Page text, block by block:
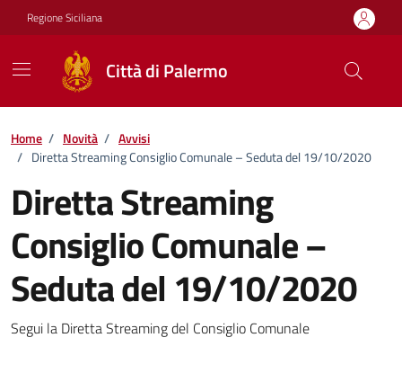
Vai ai contenuti
Vai al footer
Regione Siciliana
Città di Palermo
Home / Novità / Avvisi
/ Diretta Streaming Consiglio Comunale – Seduta del 19/10/2020
Diretta Streaming
Consiglio Comunale –
Seduta del 19/10/2020
Dettagli della notizia
Segui la Diretta Streaming del Consiglio Comunale